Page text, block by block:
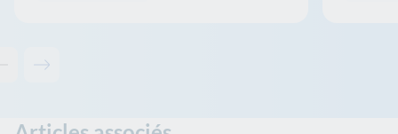
Contenu précédent - Les solutions de La Banque Postale
Contenu suivant - Les solutions de La Banque Postale